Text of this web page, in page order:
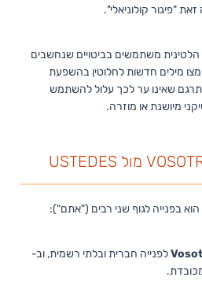
"פיגור קולוניאלי".
משתמשים בביטויים שנחשבים
מילים חדשות לחלוטין בהשפעת
שאינו ער לכך עלול להשתמש
מיושנת או מוזרה.
בפנייה לגוף שני רבים ("אתם"):
לפנייה חברית ובלתי רשמית, וב-